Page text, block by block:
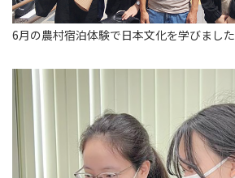
6月の農村宿泊体験で日本文化を学びました